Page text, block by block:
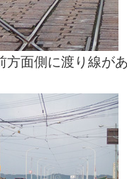
方面側に渡り線が